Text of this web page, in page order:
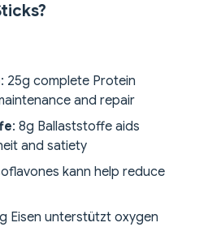
: 25g complete Protein
and repair
: 8g Ballaststoffe aids
and satiety
kann help reduce
Eisen unterstützt oxygen